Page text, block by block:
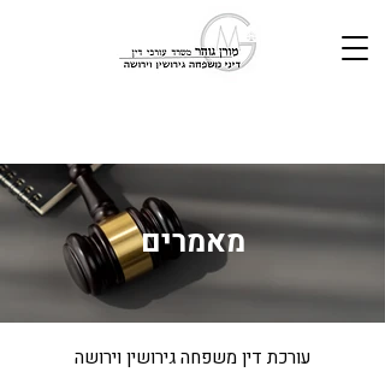
מאמרים
עורכת דין משפחה גירושין וירושה